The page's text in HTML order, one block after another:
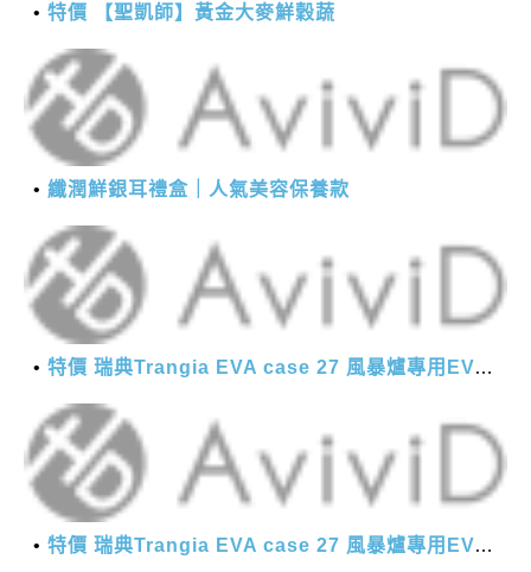
特價 【聖凱師】黃金大麥鮮穀蔬
纖潤鮮銀耳禮盒｜人氣美容保養款
特價 瑞典Trangia EVA case 27 風暴爐專用EVA 防護外盒(小)-黑
特價 瑞典Trangia EVA case 27 風暴爐專用EVA 防護外盒(小)-黑